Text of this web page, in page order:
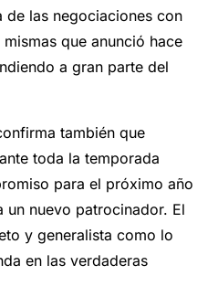
de las negociaciones con
que anunció hace
a gran parte del
también que
toda la temporada
para el próximo año
un nuevo patrocinador. El
y generalista como lo
en las verdaderas